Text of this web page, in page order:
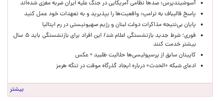
آسوشیتدپرس: صدها نظامی آمریکایی در جنگ علیه ایران ضربه مغزی شده‌اند
پاسخ قالیباف به ترامپ: واقعیت‌ها را بپذیرید و به تعهدات خود عمل کنید
پایان بی‌نتیجه مذاکرات دولت لبنان و رژیم صهیونیستی در رم ایتالیا
فوری؛ شرط جدید بازنشستگی اعلام شد/ این افراد برای بازنشستگی باید ۵ سال
بیشتر خدمت کنند
کاپیتان سابق از پرسپولیسی‌ها حلالیت طلبید + عکس
ادعای شبکه «الحدث» درباره ایجاد گذرگاه موقت در تنگه هرمز
بیشتر